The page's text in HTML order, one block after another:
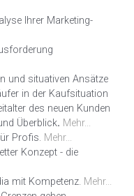
Ihrer Marketing-
und situativen Ansätze
in der Kaufsituation
des neuen Kunden
Überblick. Mehr...
Profis. Mehr...
Konzept - die
mit Kompetenz. Mehr...